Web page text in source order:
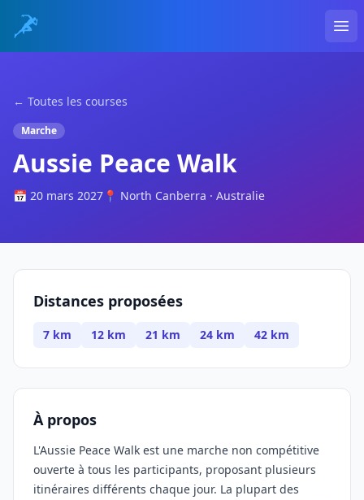
← Toutes les courses
Marche
Aussie Peace Walk
📅 20 mars 2027 📍 North Canberra · Australie
Distances proposées
7 km 12 km 21 km 24 km 42 km
À propos
L'Aussie Peace Walk est une marche non compétitive
ouverte à tous les participants, proposant plusieurs
itinéraires différents chaque jour. La plupart des